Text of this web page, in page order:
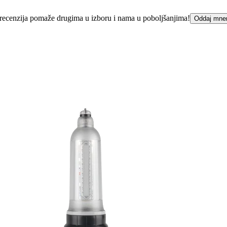
pomaže drugima u izboru i nama u poboljšanjima! Oddaj